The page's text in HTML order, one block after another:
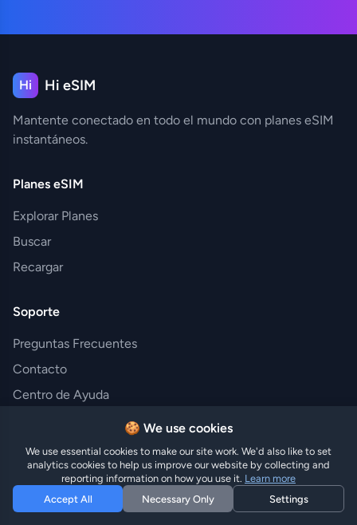
Hi Hi eSIM
Mantente conectado en todo el mundo con planes eSIM
instantáneos.
Planes eSIM
Explorar Planes
Buscar
Recargar
Soporte
Preguntas Frecuentes
Contacto
Centro de Ayuda
Dispositivos Compatibles
Empresa
Acerca de
🍪 We use cookies
We use essential cookies to make our site work. We'd also like to set
analytics cookies to help us improve our website by collecting and
reporting information on how you use it. Learn more
Accept All
Necessary Only Settings